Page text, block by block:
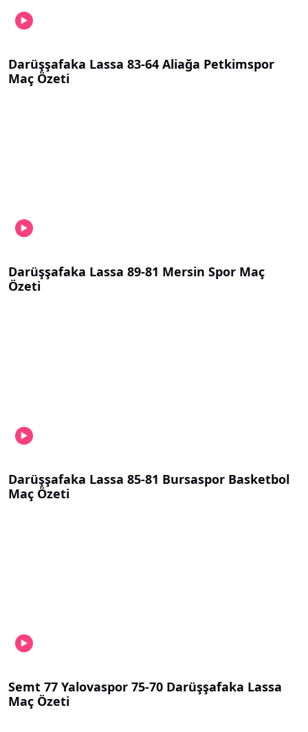
Darüşşafaka Lassa 83-64 Aliağa Petkimspor
Maç Özeti
Darüşşafaka Lassa 89-81 Mersin Spor Maç
Özeti
Darüşşafaka Lassa 85-81 Bursaspor Basketbol
Maç Özeti
Semt 77 Yalovaspor 75-70 Darüşşafaka Lassa
Maç Özeti